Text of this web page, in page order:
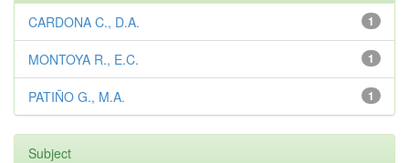
1
CARDONA C., D.A.
1
MONTOYA R., E.C.
1
PATIÑO G., M.A.
Subject